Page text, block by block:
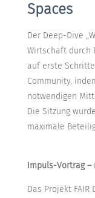
Spaces
Der Deep-Dive
Wirtschaft durch
auf erste
Community,
notwendigen
Die Sitzung
maximale
Impuls-Vortrag
Das Projekt